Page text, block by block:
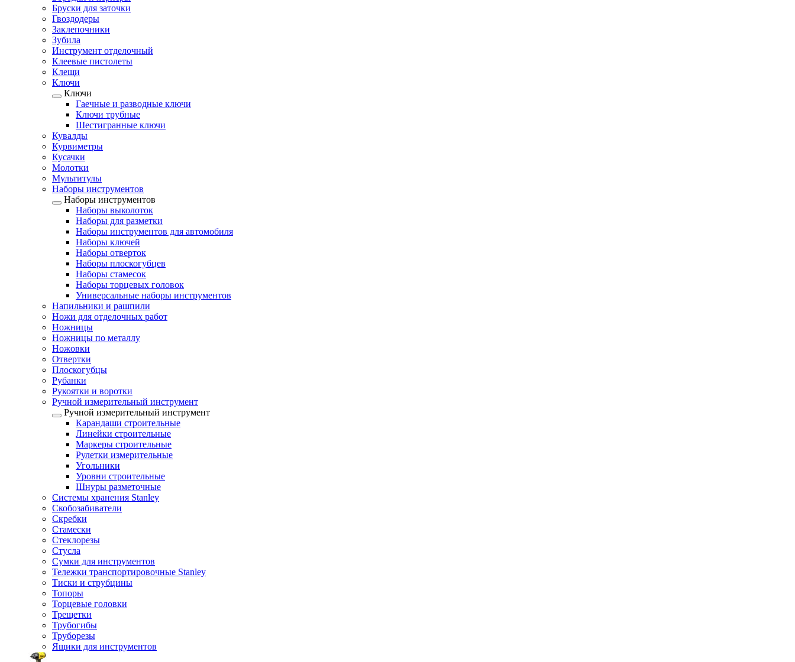
Бруски для заточки
Гвоздодеры
Заклепочники
Зубила
Инструмент отделочный
Клеевые пистолеты
Клещи
Ключи
Ключи
Гаечные и разводные ключи
Ключи трубные
Шестигранные ключи
Кувалды
Курвиметры
Кусачки
Молотки
Мультитулы
Наборы инструментов
Наборы инструментов
Наборы выколоток
Наборы для разметки
Наборы инструментов для автомобиля
Наборы ключей
Наборы отверток
Наборы плоскогубцев
Наборы стамесок
Наборы торцевых головок
Универсальные наборы инструментов
Напильники и рашпили
Ножи для отделочных работ
Ножницы
Ножницы по металлу
Ножовки
Отвертки
Плоскогубцы
Рубанки
Рукоятки и воротки
Ручной измерительный инструмент
Ручной измерительный инструмент
Карандаши строительные
Линейки строительные
Маркеры строительные
Рулетки измерительные
Угольники
Уровни строительные
Шнуры разметочные
Системы хранения Stanley
Скобозабиватели
Скребки
Стамески
Стеклорезы
Стусла
Сумки для инструментов
Тележки транспортировочные Stanley
Тиски и струбцины
Топоры
Торцевые головки
Трещетки
Трубогибы
Труборезы
Ящики для инструментов